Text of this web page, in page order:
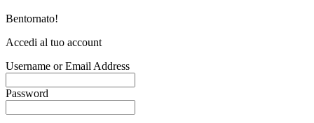
Bentornato!
Accedi al tuo account
Username or Email Address
Password